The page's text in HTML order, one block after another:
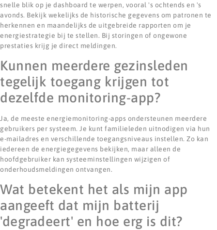
snelle blik op je dashboard te werpen, vooral 's ochtends en 's
avonds. Bekijk wekelijks de historische gegevens om patronen te
herkennen en maandelijks de uitgebreide rapporten om je
energiestrategie bij te stellen. Bij storingen of ongewone
prestaties krijg je direct meldingen.
Kunnen meerdere gezinsleden
tegelijk toegang krijgen tot
dezelfde monitoring-app?
Ja, de meeste energiemonitoring-apps ondersteunen meerdere
gebruikers per systeem. Je kunt familieleden uitnodigen via hun
e-mailadres en verschillende toegangsniveaus instellen. Zo kan
iedereen de energiegegevens bekijken, maar alleen de
hoofdgebruiker kan systeeminstellingen wijzigen of
onderhoudsmeldingen ontvangen.
Wat betekent het als mijn app
aangeeft dat mijn batterij
'degradeert' en hoe erg is dit?